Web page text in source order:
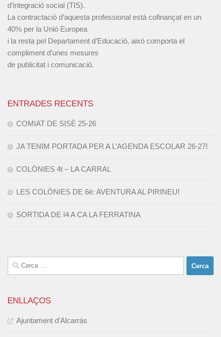
d’integració social (TIS).
La contractació d’aquesta professional està cofinançat en un
40% per la Unió Europea
i la resta pel Departament d’Educació, això comporta el
compliment d’unes mesures
de publicitat i comunicació.
ENTRADES RECENTS
COMIAT DE SISÈ 25-26
JA TENIM PORTADA PER A L’AGENDA ESCOLAR 26-27!
COLÒNIES 4t – LA CARRAL
LES COLÒNIES DE 6è: AVENTURA AL PIRINEU!
SORTIDA DE I4 A CA LA FERRATINA
Cerca:
ENLLAÇOS
Ajuntament d'Alcarràs